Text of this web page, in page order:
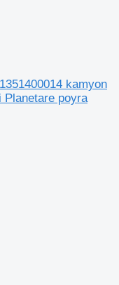
kamyon
Planetare poyra